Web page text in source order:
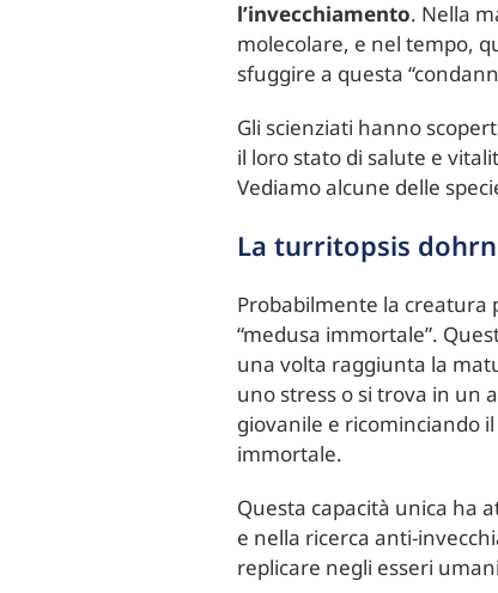
l’invecchiamento. Nella
molecolare, e nel tempo,
sfuggire a questa
Gli scienziati hanno
il loro stato di salute e
Vediamo alcune delle
La turritopsis
Probabilmente la creatura
“medusa immortale”.
una volta raggiunta la
uno stress o si trova in un
giovanile e ricominciando
immortale.
Questa capacità unica ha
e nella ricerca anti-
replicare negli esseri